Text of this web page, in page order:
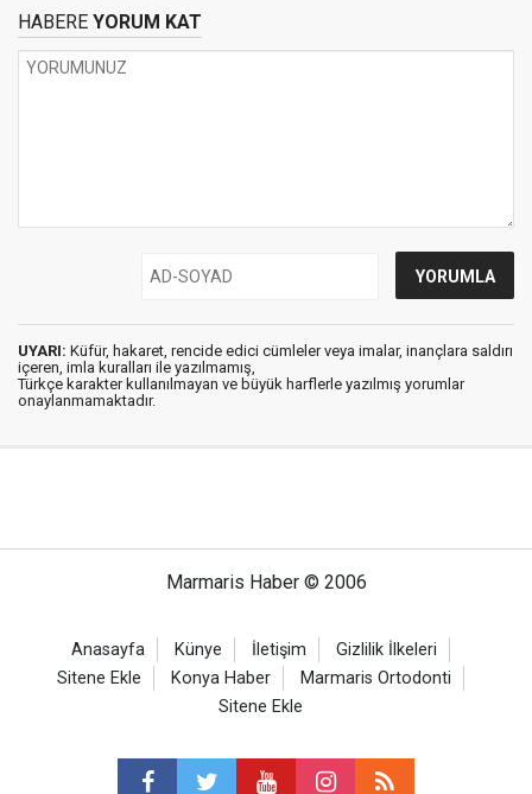
HABERE YORUM KAT
UYARI: Küfür, hakaret, rencide edici cümleler veya imalar, inançlara saldırı
içeren, imla kuralları ile yazılmamış,
Türkçe karakter kullanılmayan ve büyük harflerle yazılmış yorumlar
onaylanmamaktadır.
Marmaris Haber © 2006
Anasayfa Künye İletişim
Gizlilik İlkeleri
Sitene Ekle
Konya Haber
Marmaris Ortodonti
Sitene Ekle